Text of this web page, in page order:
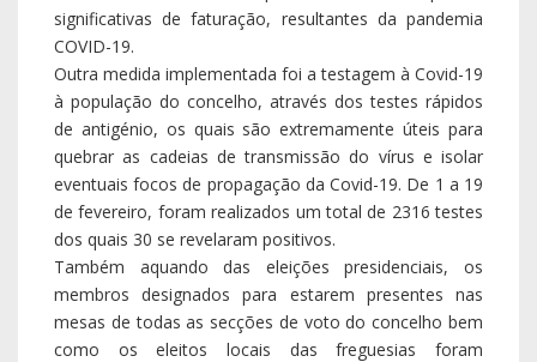
significativas de faturação, resultantes da pandemia
COVID-19.
Outra medida implementada foi a testagem à Covid-19
à população do concelho, através dos testes rápidos
de antigénio, os quais são extremamente úteis para
quebrar as cadeias de transmissão do vírus e isolar
eventuais focos de propagação da Covid-19. De 1 a 19
de fevereiro, foram realizados um total de 2316 testes
dos quais 30 se revelaram positivos.
Também aquando das eleições presidenciais, os
membros designados para estarem presentes nas
mesas de todas as secções de voto do concelho bem
como os eleitos locais das freguesias foram